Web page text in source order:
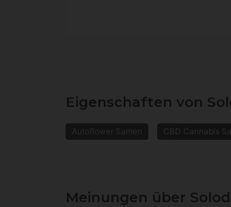
Eigenschaften von
Autoflower Samen CBD Cannabis
Meinungen über